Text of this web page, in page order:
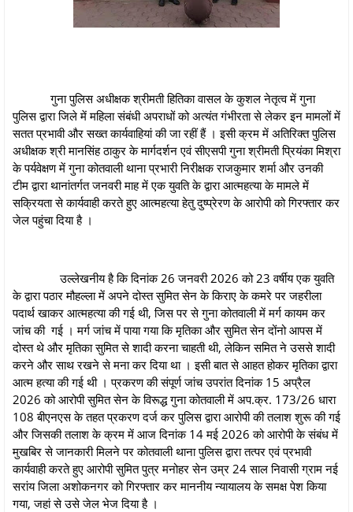
गुना पुलिस अधीक्षक श्रीमती हितिका वासल के कुशल नेतृत्व में गुना
पुलिस द्वारा जिले में महिला संबंधी अपराधों को अत्यंत गंभीरता से लेकर इन मामलों में
सतत प्रभावी और सख्त कार्यवाहियां की जा रहीं हैं । इसी क्रम में अतिरिक्‍त पुलिस
अधीक्षक श्री मानसिंह ठाकुर के मार्गदर्शन एवं सीएसपी गुना श्रीमती प्रियंका मिश्रा
के पर्यवेक्षण में गुना कोतवाली थाना प्रभारी निरीक्षक राजकुमार शर्मा और उनकी
टीम द्वारा थानांतर्गत जनवरी माह में एक युवति के द्वारा आत्महत्या के मामले में
सक्रियता से कार्यवाही करते हुए आत्‍महत्‍या हेतु दुष्‍प्रेरण के आरोपी को गिरफ्तार कर
जेल पहुंचा दिया है ।
उल्लेखनीय है कि दिनांक 26 जनवरी 2026 को 23 वर्षीय एक युवति
के द्वारा पठार मौहल्ला में अपने दोस्त सुमित सेन के किराए के कमरे पर जहरीला
पदार्थ खाकर आत्‍महत्‍या की गई थी, जिस पर से गुना कोतवाली में मर्ग कायम कर
जांच की गई । मर्ग जांच में पाया गया कि मृतिका और सुमित सेन दोंनो आपस में
दोस्त थे और मृतिका सुमित से शादी करना चाहती थी, लेकिन समित ने उससे शादी
करने और साथ रखने से मना कर दिया था । इसी बात से आहत होकर मृतिका द्वारा
आत्‍म हत्‍या की गई थी । प्रकरण की संपूर्ण जांच उपरांत दिनांक 15 अप्रैल
2026 को आरोपी सुमित सेन के विरूद्ध गुना कोतवाली में अप.क्र. 173/26 धारा
108 बीएनएस के तहत प्रकरण दर्ज कर पुलिस द्वारा आरोपी की तलाश शुरू की गई
और जिसकी तलाश के क्रम में आज दिनांक 14 मई 2026 को आरोपी के संबंध में
मुखबिर से जानकारी मिलने पर कोतवाली थाना पुलिस द्वारा तत्पर एवं प्रभावी
कार्यवाही करते हुए आरोपी सुमित पुत्र मनोहर सेन उम्र 24 साल निवासी ग्राम नई
सरांय जिला अशोकनगर को गिरफ्तार कर माननीय न्‍यायालय के समक्ष पेश किया
गया, जहां से उसे जेल भेज दिया है ।